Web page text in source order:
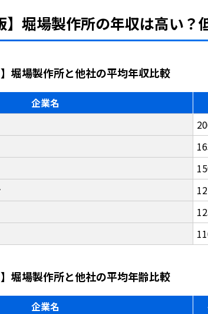
】堀場製作所の年収は高い
堀場製作所と他社の平均年収比較
企業名
堀場製作所と他社の平均年齢比較
企業名